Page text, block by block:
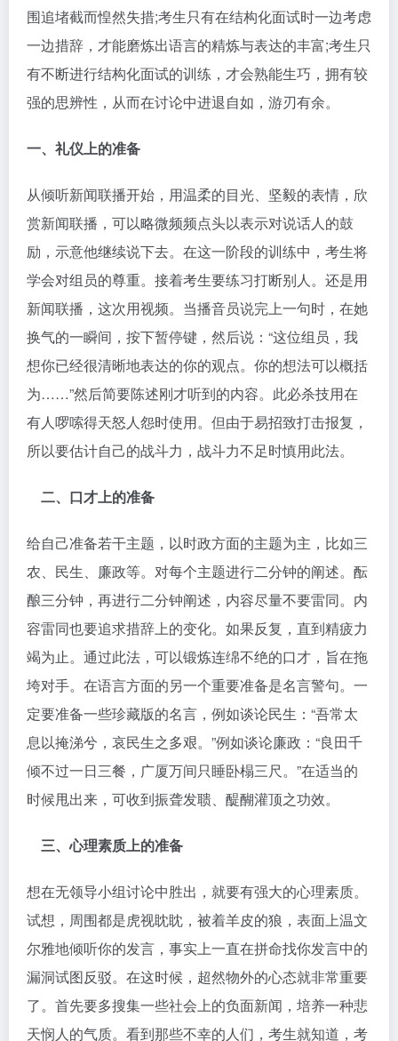
围追堵截而惶然失措;考生只有在结构化面试时一边考虑
一边措辞，才能磨炼出语言的精炼与表达的丰富;考生只
有不断进行结构化面试的训练，才会熟能生巧，拥有较
强的思辨性，从而在讨论中进退自如，游刃有余。
一、礼仪上的准备
从倾听新闻联播开始，用温柔的目光、坚毅的表情，欣
赏新闻联播，可以略微频频点头以表示对说话人的鼓
励，示意他继续说下去。在这一阶段的训练中，考生将
学会对组员的尊重。接着考生要练习打断别人。还是用
新闻联播，这次用视频。当播音员说完上一句时，在她
换气的一瞬间，按下暂停键，然后说：“这位组员，我
想你已经很清晰地表达的你的观点。你的想法可以概括
为……”然后简要陈述刚才听到的内容。此必杀技用在
有人啰嗦得天怒人怨时使用。但由于易招致打击报复，
所以要估计自己的战斗力，战斗力不足时慎用此法。
二、口才上的准备
给自己准备若干主题，以时政方面的主题为主，比如三
农、民生、廉政等。对每个主题进行二分钟的阐述。酝
酿三分钟，再进行二分钟阐述，内容尽量不要雷同。内
容雷同也要追求措辞上的变化。如果反复，直到精疲力
竭为止。通过此法，可以锻炼连绵不绝的口才，旨在拖
垮对手。在语言方面的另一个重要准备是名言警句。一
定要准备一些珍藏版的名言，例如谈论民生：“吾常太
息以掩涕兮，哀民生之多艰。”例如谈论廉政：“良田千
倾不过一日三餐，广厦万间只睡卧榻三尺。”在适当的
时候甩出来，可收到振聋发聩、醍醐灌顶之功效。
三、心理素质上的准备
想在无领导小组讨论中胜出，就要有强大的心理素质。
试想，周围都是虎视眈眈，被着羊皮的狼，表面上温文
尔雅地倾听你的发言，事实上一直在拼命找你发言中的
漏洞试图反驳。在这时候，超然物外的心态就非常重要
了。首先要多搜集一些社会上的负面新闻，培养一种悲
天悯人的气质。看到那些不幸的人们，考生就知道，考